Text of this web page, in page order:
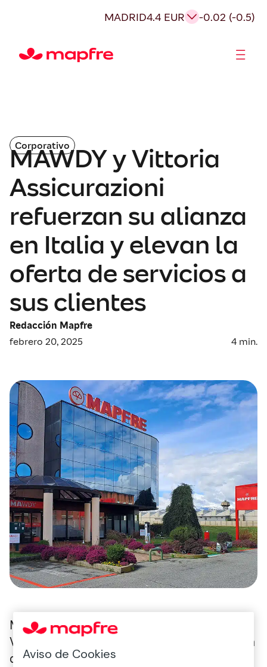
MADRID4.4 EUR -0.02 (-0.5)
Corporativo
MAWDY y Vittoria
Assicurazioni
refuerzan su alianza
en Italia y elevan la
oferta de servicios a
sus clientes
Redacción Mapfre
febrero 20, 2025
4 min.
MAWDY, filial de asistencia de Mapfre, y
Vittoria Assicurazioni, la octava aseguradora
de Italia por volumen de primas en No Vida,
Aviso de Cookies